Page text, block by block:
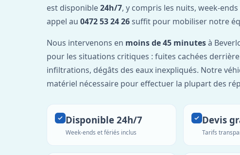
est disponible24h/7, y compris les nuits, week-
appel au 0472 53 24 26suffit pour mobiliser notre
Nous intervenons en moins de 45 minutesà
pour les situations critiques : fuites cachées
infiltrations, dégâts des eaux inexpliqués. Notre
matériel nécessaire pour effectuer la plupart des
Disponible 24h/7
Week-ends et fériés inclus
Devis
Tarifs